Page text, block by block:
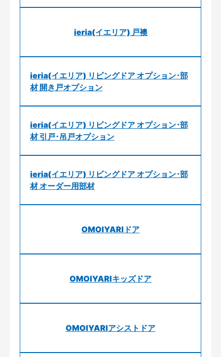
ieria(イエリア) 戸襖
ieria(イエリア) リビングドア オプション･部
材 開き戸オプション
ieria(イエリア) リビングドア オプション･部
材 引戸･吊戸オプション
ieria(イエリア) リビングドア オプション･部
材 オーダー用部材
OMOIYARIドア
OMOIYARIキッズドア
OMOIYARIアシストドア